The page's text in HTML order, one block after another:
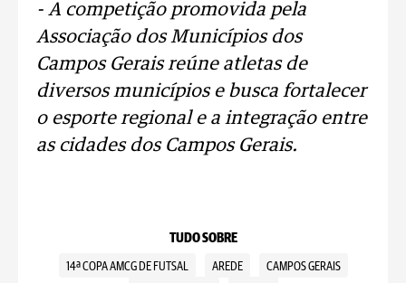
- A competição promovida pela
Associação dos Municípios dos
Campos Gerais reúne atletas de
diversos municípios e busca fortalecer
o esporte regional e a integração entre
as cidades dos Campos Gerais.
TUDO SOBRE
14ª COPA AMCG DE FUTSAL AREDE
CAMPOS GERAIS